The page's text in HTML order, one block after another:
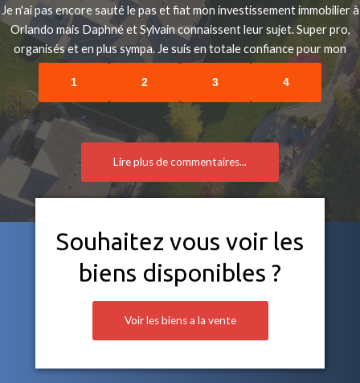
Je n'ai pas encore sauté le pas et fiat mon investissement immobilier à
Orlando mais Daphné et Sylvain connaissent leur sujet. Super pro,
organisés et en plus sympa. Je suis en totale confiance pour mon
projet de 2020.
1 2 3 4
Lire plus de commentaires...
Souhaitez vous voir les
biens disponibles ?
Voir les biens a la vente